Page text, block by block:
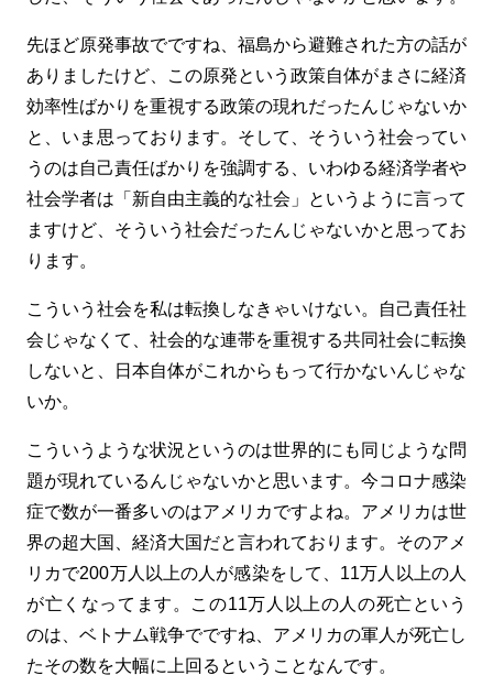
先ほど原発事故でですね、福島から避難された方の話が
ありましたけど、この原発という政策自体がまさに経済
効率性ばかりを重視する政策の現れだったんじゃないか
と、いま思っております。そして、そういう社会ってい
うのは自己責任ばかりを強調する、いわゆる経済学者や
社会学者は「新自由主義的な社会」というように言って
ますけど、そういう社会だったんじゃないかと思ってお
ります。
こういう社会を私は転換しなきゃいけない。自己責任社
会じゃなくて、社会的な連帯を重視する共同社会に転換
しないと、日本自体がこれからもって行かないんじゃな
いか。
こういうような状況というのは世界的にも同じような問
題が現れているんじゃないかと思います。今コロナ感染
症で数が一番多いのはアメリカですよね。アメリカは世
界の超大国、経済大国だと言われております。そのアメ
リカで200万人以上の人が感染をして、11万人以上の人
が亡くなってます。この11万人以上の人の死亡という
のは、ベトナム戦争でですね、アメリカの軍人が死亡し
たその数を大幅に上回るということなんです。